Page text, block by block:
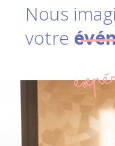
Nous
votre